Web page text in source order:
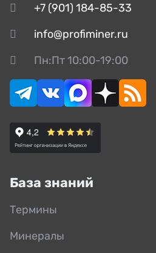
+7 (901) 184-85-33
info@profiminer.ru
Пн:Пт 10:00-19:00
База знаний
Термины
Минералы